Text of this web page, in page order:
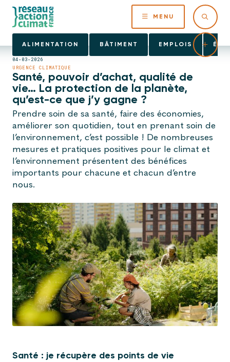
MENU
ALIMENTATION BÂTIMENT EMPLOIS
04-03-2026
URGENCE CLIMATIQUE
Santé, pouvoir d’achat, qualité de
vie… La protection de la planète,
qu’est-ce que j’y gagne ?
Prendre soin de sa santé, faire des économies,
améliorer son quotidien, tout en prenant soin de
l’environnement, c’est possible ! De nombreuses
mesures et pratiques positives pour le climat et
l’environnement présentent des bénéfices
importants pour chacune et chacun d’entre
nous.
Santé : je récupère des points de vie